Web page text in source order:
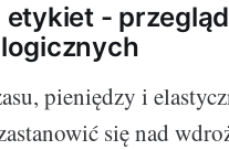
etykiet - przegląd
pieniędzy i
się nad